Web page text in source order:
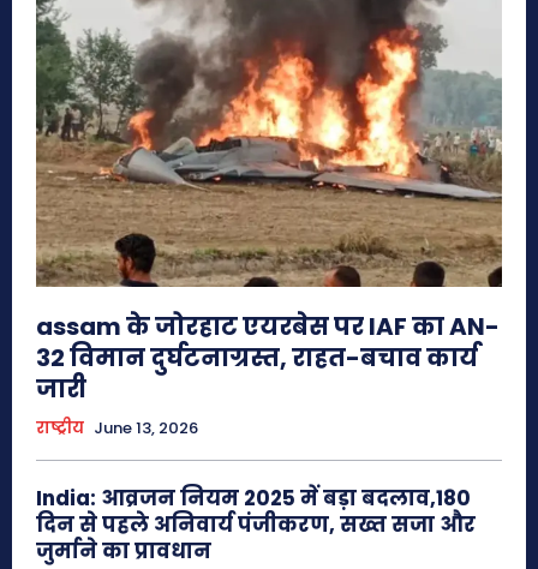
assam के जोरहाट एयरबेस पर IAF का AN-
32 विमान दुर्घटनाग्रस्त, राहत-बचाव कार्य
जारी
राष्ट्रीय June 13, 2026
India: आव्रजन नियम 2025 में बड़ा बदलाव,180
दिन से पहले अनिवार्य पंजीकरण, सख्त सजा और
जुर्माने का प्रावधान